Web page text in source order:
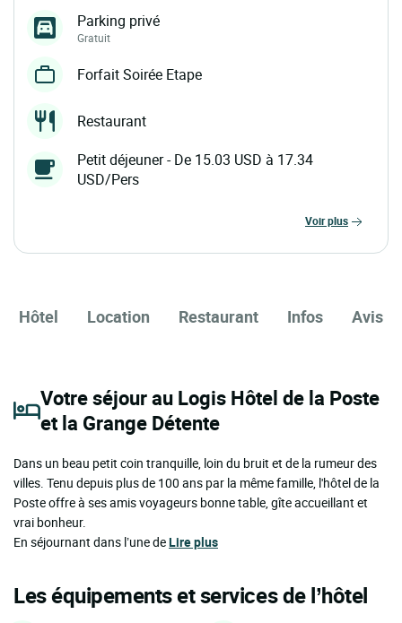
Parking privé
Gratuit
Forfait Soirée Etape
Restaurant
Petit déjeuner - De 15.03 USD à 17.34
USD/Pers
voir plus
Hôtel Location Restaurant Infos Avis
Votre séjour au Logis Hôtel de la Poste
et la Grange Détente
Dans un beau petit coin tranquille, loin du bruit et de la rumeur des
villes. Tenu depuis plus de 100 ans par la même famille, l'hôtel de la
Poste offre à ses amis voyageurs bonne table, gîte accueillant et
vrai bonheur.
En séjournant dans l’une deLire plus
Les équipements et services de l’hôtel